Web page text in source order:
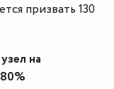
призвать 130
на